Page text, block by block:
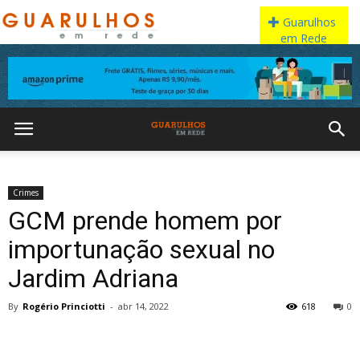
Crimes
GCM prende homem por
importunação sexual no
Jardim Adriana
By Rogério Princiotti - abr 14, 2022 0
618